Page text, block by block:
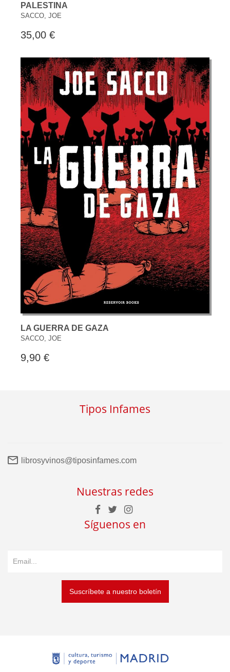
PALESTINA
SACCO, JOE
35,00 €
LA GUERRA DE GAZA
SACCO, JOE
9,90 €
Tipos Infames
librosyvinos@tiposinfames.com
Nuestras redes
Síguenos en
Suscríbete a nuestro boletín